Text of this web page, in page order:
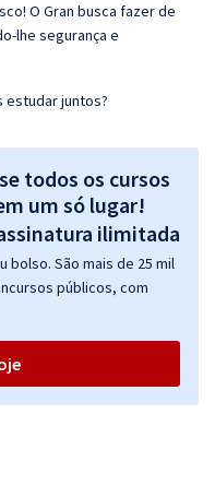
O Gran busca fazer de
lhe segurança e
estudar juntos?
todos os cursos
um só lugar!
São mais de 25 mil
públicos, com